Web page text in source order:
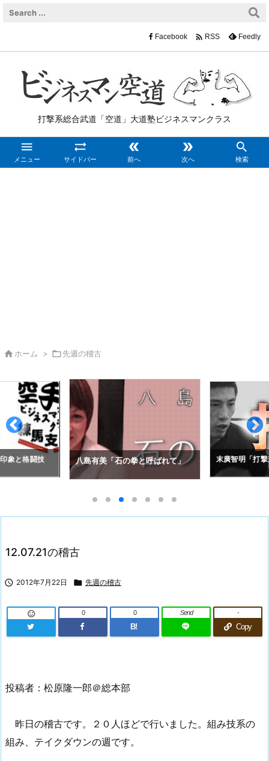
打撃系総合武道「空道」大道塾ビジネスマンクラス

メニュー

サイドバー

前へ

次へ

検索
Facebook  RSS Feedly
 ホーム > 先週の稽古
呼ばれて」 末廣智明「打撃道」
アレクセイ・
の空道入門」
12.07.21の稽古
 2012年7月22日  先週の稽古
 0
B!
0 Send
Copy
-
投稿者：松原隆一郎＠総本部
昨日の稽古です。２０人ほどで行いました。組み技系の
組み、テイクダウンの週です。